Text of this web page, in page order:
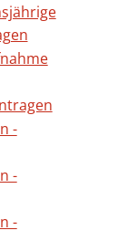
-
-
-